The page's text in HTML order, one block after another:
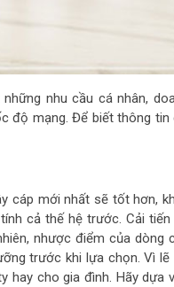
nhu cầu cá nhân,
độ mạng. Để biết thông tin
cáp mới nhất sẽ tốt hơn,
cả thế hệ trước. Cải tiến
nhược điểm của dòng
trước khi lựa chọn. Vì lẽ
hay cho gia đình. Hãy dựa